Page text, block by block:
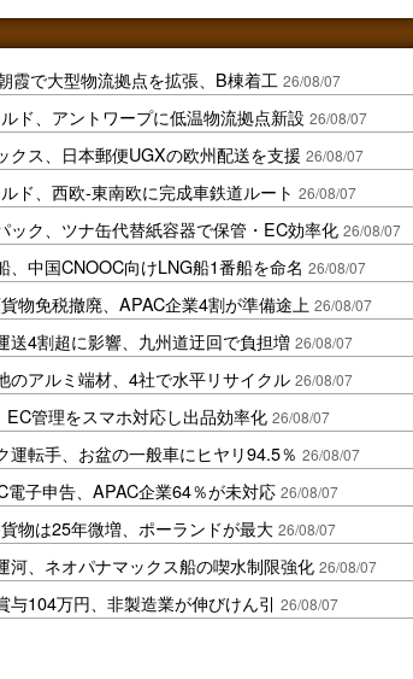
霞で大型物流拠点を拡張、B棟着工 26/08/07
ド、アントワープに低温物流拠点新設 26/08/07
クス、日本郵便UGXの欧州配送を支援 26/08/07
ド、西欧-東南欧に完成車鉄道ルート 26/08/07
ック、ツナ缶代替紙容器で保管・EC効率化 26/08/07
、中国CNOOC向けLNG船1番船を命名 26/08/07
物免税撤廃、APAC企業4割が準備途上 26/08/07
送4割超に影響、九州道迂回で負担増 26/08/07
のアルミ端材、4社で水平リサイクル 26/08/07
EC管理をスマホ対応し出品効率化 26/08/07
運転手、お盆の一般車にヒヤリ94.5％ 26/08/07
電子申告、APAC企業64％が未対応 26/08/07
物は25年微増、ポーランドが最大 26/08/07
河、ネオパナマックス船の喫水制限強化 26/08/07
与104万円、非製造業が伸びけん引 26/08/07